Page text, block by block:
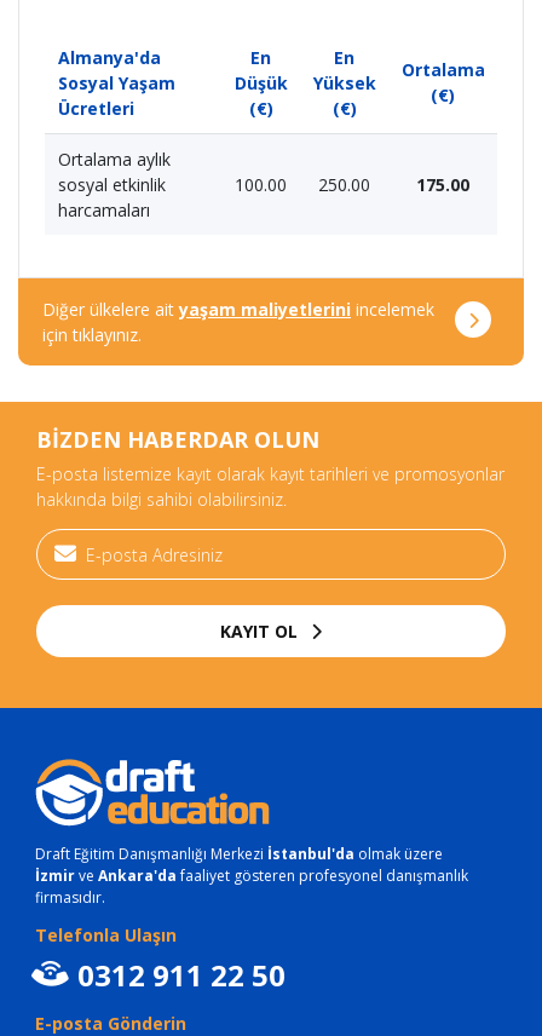
Almanya'da
Sosyal Yaşam
Ücretleri
En
Düşük
(€)
En
Yüksek
(€)
Ortalama
(€)
Ortalama aylık
sosyal etkinlik
harcamaları
100.00 250.00 175.00
Diğer ülkelere aityaşam maliyetlerini incelemek
için tıklayınız.
BİZDEN HABERDAR OLUN
E-posta listemize kayıt olarak kayıt tarihleri ve promosyonlar
hakkında bilgi sahibi olabilirsiniz.
KAYIT OL
Draft Eğitim Danışmanlığı Merkezi İstanbul'da olmak üzere
İzmirve Ankara'dafaaliyet gösteren profesyonel danışmanlık
firmasıdır.
Telefonla Ulaşın
0312 911 22 50
E-posta Gönderin